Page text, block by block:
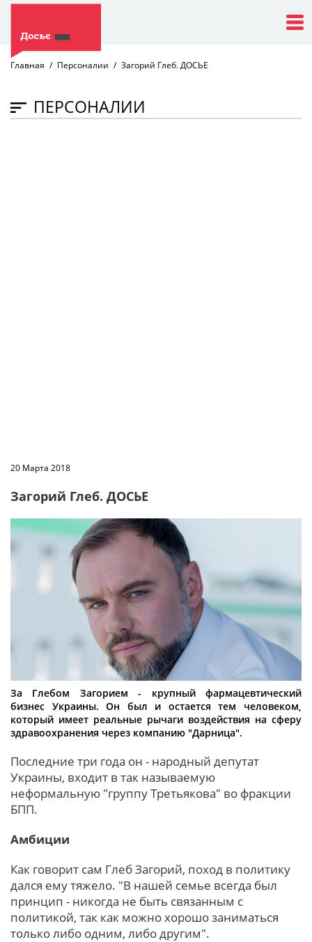
Главная Персоналии Загорий Глеб. ДОСЬЕ
ПЕРСОНАЛИИ
20 Марта 2018
Загорий Глеб. ДОСЬЕ
За Глебом Загорием - крупный фармацевтический
бизнес Украины. Он был и остается тем человеком,
который имеет реальные рычаги воздействия на сферу
здравоохранения через компанию "Дарница".
Последние три года он - народный депутат
Украины, входит в так называемую
неформальную "группу Третьякова" во фракции
БПП.
Амбиции
Как говорит сам Глеб Загорий, поход в политику
дался ему тяжело. "В нашей семье всегда был
принцип - никогда не быть связанным с
политикой, так как можно хорошо заниматься
только либо одним, либо другим".